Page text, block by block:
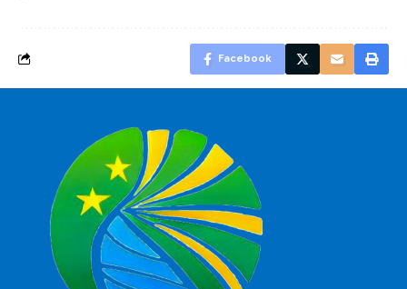
Facebook